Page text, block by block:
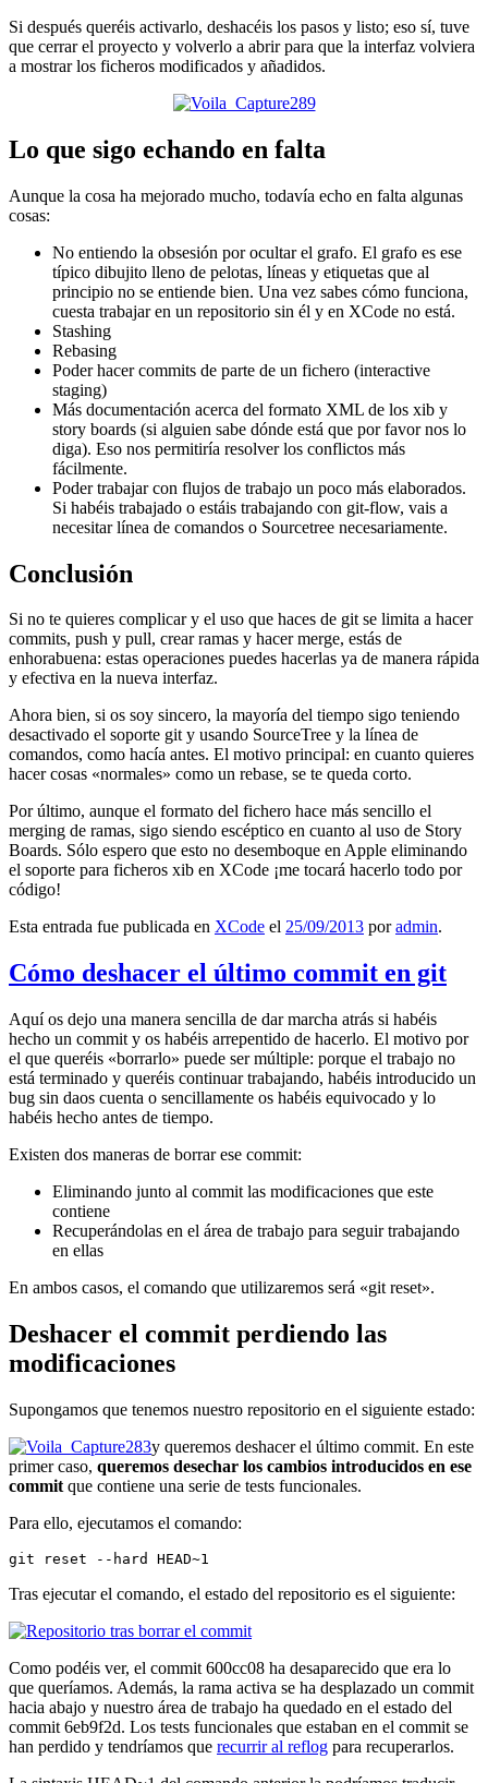
Si después queréis activarlo, deshacéis los pasos y listo; eso sí, tuve
que cerrar el proyecto y volverlo a abrir para que la interfaz volviera
a mostrar los ficheros modificados y añadidos.
Lo que sigo echando en falta
Aunque la cosa ha mejorado mucho, todavía echo en falta algunas
cosas:
No entiendo la obsesión por ocultar el grafo. El grafo es ese
típico dibujito lleno de pelotas, líneas y etiquetas que al
principio no se entiende bien. Una vez sabes cómo funciona,
cuesta trabajar en un repositorio sin él y en XCode no está.
Stashing
Rebasing
Poder hacer commits de parte de un fichero (interactive
staging)
Más documentación acerca del formato XML de los xib y
story boards (si alguien sabe dónde está que por favor nos lo
diga). Eso nos permitiría resolver los conflictos más
fácilmente.
Poder trabajar con flujos de trabajo un poco más elaborados.
Si habéis trabajado o estáis trabajando con git-flow, vais a
necesitar línea de comandos o Sourcetree necesariamente.
Conclusión
Si no te quieres complicar y el uso que haces de git se limita a hacer
commits, push y pull, crear ramas y hacer merge, estás de
enhorabuena: estas operaciones puedes hacerlas ya de manera rápida
y efectiva en la nueva interfaz.
Ahora bien, si os soy sincero, la mayoría del tiempo sigo teniendo
desactivado el soporte git y usando SourceTree y la línea de
comandos, como hacía antes. El motivo principal: en cuanto quieres
hacer cosas «normales» como un rebase, se te queda corto.
Por último, aunque el formato del fichero hace más sencillo el
merging de ramas, sigo siendo escéptico en cuanto al uso de Story
Boards. Sólo espero que esto no desemboque en Apple eliminando
el soporte para ficheros xib en XCode ¡me tocará hacerlo todo por
código!
Esta entrada fue publicada en XCode el 25/09/2013 poradmin.
Cómo deshacer el último commit en git
Aquí os dejo una manera sencilla de dar marcha atrás si habéis
hecho un commit y os habéis arrepentido de hacerlo. El motivo por
el que queréis «borrarlo» puede ser múltiple: porque el trabajo no
está terminado y queréis continuar trabajando, habéis introducido un
bug sin daos cuenta o sencillamente os habéis equivocado y lo
habéis hecho antes de tiempo.
Existen dos maneras de borrar ese commit:
Eliminando junto al commit las modificaciones que este
contiene
Recuperándolas en el área de trabajo para seguir trabajando
en ellas
En ambos casos, el comando que utilizaremos será «git reset».
Deshacer el commit perdiendo las
modificaciones
Supongamos que tenemos nuestro repositorio en el siguiente estado:
y queremos deshacer el último commit. En este
primer caso, queremos desechar los cambios introducidos en ese
commit que contiene una serie de tests funcionales.
Para ello, ejecutamos el comando:
git reset --hard HEAD~1
Tras ejecutar el comando, el estado del repositorio es el siguiente:
Como podéis ver, el commit 600cc08 ha desaparecido que era lo
que queríamos. Además, la rama activa se ha desplazado un commit
hacia abajo y nuestro área de trabajo ha quedado en el estado del
commit 6eb9f2d. Los tests funcionales que estaban en el commit se
han perdido y tendríamos que recurrir al reflog para recuperarlos.